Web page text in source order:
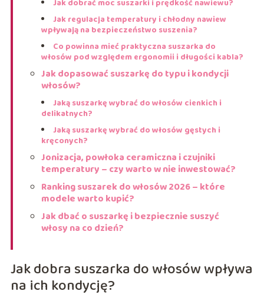
Jak dobrać moc suszarki i prędkość nawiewu?
Jak regulacja temperatury i chłodny nawiew
wpływają na bezpieczeństwo suszenia?
Co powinna mieć praktyczna suszarka do
włosów pod względem ergonomii i długości kabla?
Jak dopasować suszarkę do typu i kondycji
włosów?
Jaką suszarkę wybrać do włosów cienkich i
delikatnych?
Jaką suszarkę wybrać do włosów gęstych i
kręconych?
Jonizacja, powłoka ceramiczna i czujniki
temperatury – czy warto w nie inwestować?
Ranking suszarek do włosów 2026 – które
modele warto kupić?
Jak dbać o suszarkę i bezpiecznie suszyć
włosy na co dzień?
Jak dobra suszarka do włosów wpływa
na ich kondycję?